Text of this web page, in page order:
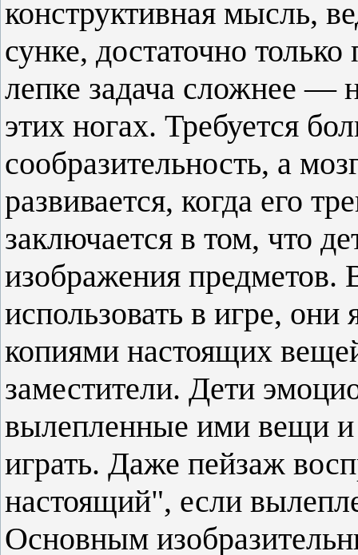
конструктивная мысль,
сунке, достаточно
лепке задача сложнее —
этих ногах. Требуется
сообразительность, а
развивается, когда его
заключается в том, что
изображения
использовать в игре,
копиями настоящих
заместители. Дети
вылепленные ими вещи
играть. Даже пейзаж
настоящий", если
Основным